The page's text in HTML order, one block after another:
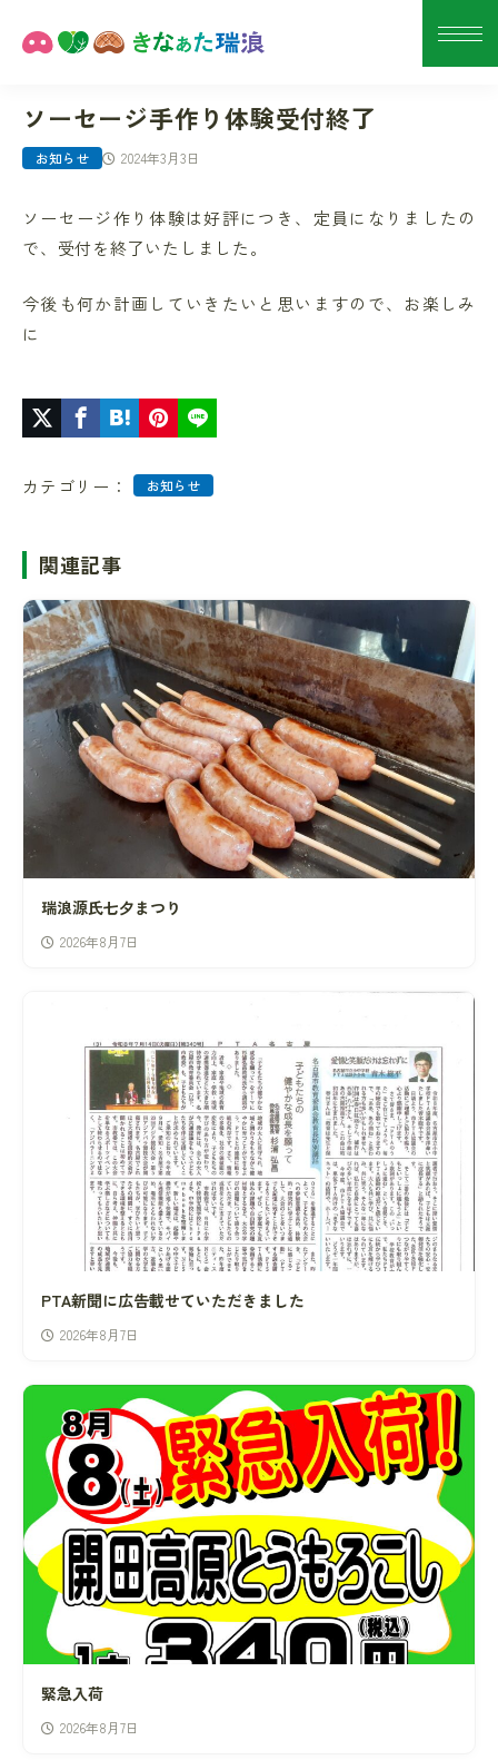
ソーセージ手作り体験受付終了
2024年3月3日
お知らせ
ソーセージ作り体験は好評につき、定員になりましたの
で、受付を終了いたしました。
今後も何か計画していきたいと思いますので、お楽しみ
に
カテゴリー： お知らせ
関連記事
瑞浪源氏七夕まつり
2026年8月7日
PTA新聞に広告載せていただきました
2026年8月7日
緊急入荷
2026年8月7日